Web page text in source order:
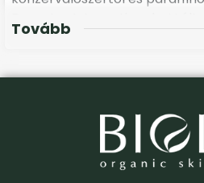
Demeter International e.V
biodinamikus és bio
termékkörünket is, amelyből
legkritikusabb terület
szemránckrémet, tápláló
kisímultabbá teheted.
Tovább